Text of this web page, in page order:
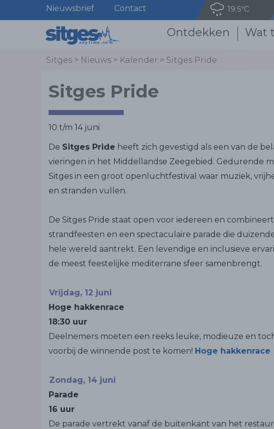
Nieuwsbrief Contact 19.5ºC
Ontdekken Wat
Sitges > Nieuws > Kalender > Sitges Pride
Sitges Pride
10 t/m 14 juni
De Sitges Pride heeft zich gevestigd als een van de
vieringen in het Middellandse Zeegebied. Gedurende
Sitges in een groot openluchtfestival waar muziek,
en stranden vullen.
De Sitges Pride staat open voor iedereen en
strandfeesten en een spectaculaire parade die
hele wereld aantrekt. Een levendige en inclusieve
de meest feestelijke mediterrane sfeer samenbrengt.
Vrijdag, 12 juni
Hoge hakkenrace
18:30 uur
Deelnemers moeten een reeks leuke, modieuze en
voorbij de winnende post te komen! Hoge hakkenrace
Zondag, 14 juni
Parade
16 uur
De parade vertrekt vanaf de buitenkant van het